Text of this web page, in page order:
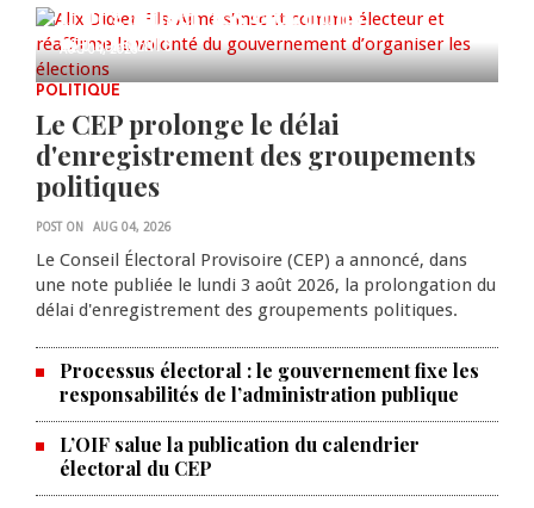
0 COMMENTS
d’organiser les élections
AUG 04, 2026
POLITIQUE
Le CEP prolonge le délai
d'enregistrement des groupements
politiques
POST ON AUG 04, 2026
Le Conseil Électoral Provisoire (CEP) a annoncé, dans
une note publiée le lundi 3 août 2026, la prolongation du
délai d'enregistrement des groupements politiques.
Processus électoral : le gouvernement fixe les
responsabilités de l’administration publique
L’OIF salue la publication du calendrier
électoral du CEP